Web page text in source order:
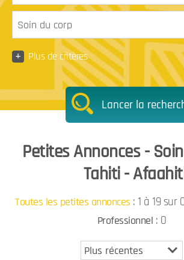
+ Plus de critères
Lancer la
Petites Annonces -
Tahiti -
Toutes les petites annonces :1 à 19 sur
Professionnel : 0